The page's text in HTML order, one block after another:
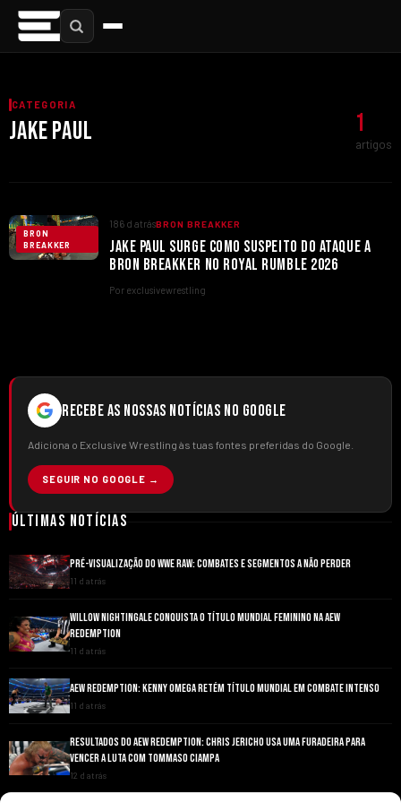
CATEGORIA
JAKE PAUL 1
artigos
BRON
BREAKKER
186 d atrásBRON BREAKKER
JAKE PAUL SURGE COMO SUSPEITO DO ATAQUE A
BRON BREAKKER NO ROYAL RUMBLE 2026
Por exclusivewrestling
RECEBE AS NOSSAS NOTÍCIAS NO GOOGLE
Adiciona o Exclusive Wrestling às tuas fontes preferidas do Google.
SEGUIR NO GOOGLE →
Últimas Notícias
PRÉ-VISUALIZAÇÃO DO WWE RAW: COMBATES E SEGMENTOS A NÃO PERDER
11 d atrás
WILLOW NIGHTINGALE CONQUISTA O TÍTULO MUNDIAL FEMININO NA AEW
REDEMPTION
11 d atrás
AEW REDEMPTION: KENNY OMEGA RETÉM TÍTULO MUNDIAL EM COMBATE INTENSO
11 d atrás
RESULTADOS DO AEW REDEMPTION: CHRIS JERICHO USA UMA FURADEIRA PARA
VENCER A LUTA COM TOMMASO CIAMPA
12 d atrás